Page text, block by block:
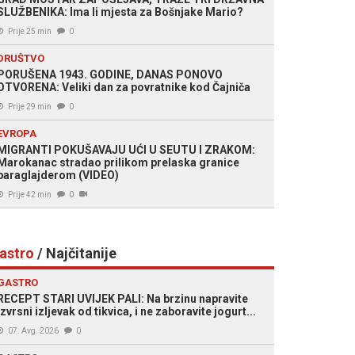
Ima li mjesta za Bošnjake Mario?
Prije 25 min 0
1943. GODINE, DANAS PONOVO
Veliki dan za povratnike kod Čajniča
Prije 29 min 0
POKUŠAVAJU UĆI U SEUTU I ZRAKOM:
stradao prilikom prelaska granice
(VIDEO)
Prije 42 min 0
/ Najčitanije
STARI UVIJEK PALI: Na brzinu napravite
izljevak od tikvica, i ne zaboravite jogurt...
07. Avg. 2026 0